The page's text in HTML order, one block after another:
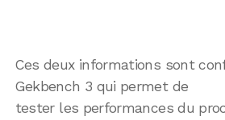
Ces deux informations sont
Gekbench 3 qui permet de
tester les performances du